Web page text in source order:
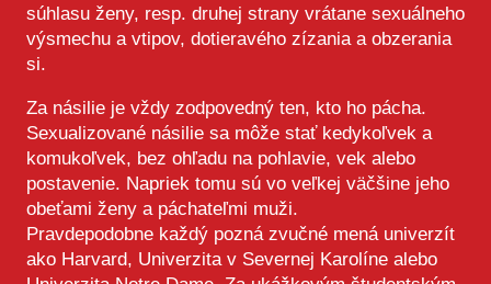
súhlasu ženy, resp. druhej strany vrátane sexuálneho
výsmechu a vtipov, dotieravého zízania a obzerania
si.
Za násilie je vždy zodpovedný ten, kto ho pácha.
Sexualizované násilie sa môže stať kedykoľvek a
komukoľvek, bez ohľadu na pohlavie, vek alebo
postavenie. Napriek tomu sú vo veľkej väčšine jeho
obeťami ženy a páchateľmi muži.
Pravdepodobne každý pozná zvučné mená univerzít
ako Harvard, Univerzita v Severnej Karolíne alebo